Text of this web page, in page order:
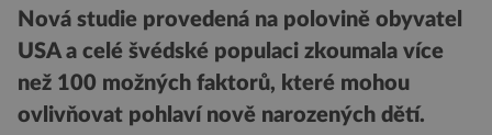
Nová studie provedená na polovině obyvatel
USA a celé švédské populaci zkoumala více
než 100 možných faktorů, které mohou
ovlivňovat pohlaví nově narozených dětí.